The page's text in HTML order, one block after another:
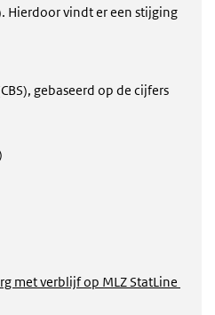
Hierdoor vindt er een stijging
gebaseerd op de cijfers
met verblijf op MLZ StatLine